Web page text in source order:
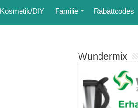
Kosmetik/DIY Familie Rabattcodes
Wundermix